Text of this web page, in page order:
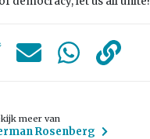
meer van
Rosenberg